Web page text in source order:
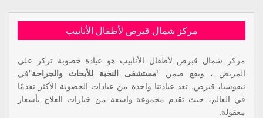
مركز شمال قبرص لأطفال الأنابيب
مركز شمال قبرص لأطفال الأنابيب هو عيادة خصوبة تركز على
المريض ، ويقع ضمن “مستشفى النخبة للأبحاث والجراحة"في
نيقوسيا، قبرص. تعد عيادتنا واحدة من عيادات الخصوبة الأكثر تقدمًا
في العالم، حيث تقدم مجموعة واسعة من خيارات العلاج بأسعار
معقولة.